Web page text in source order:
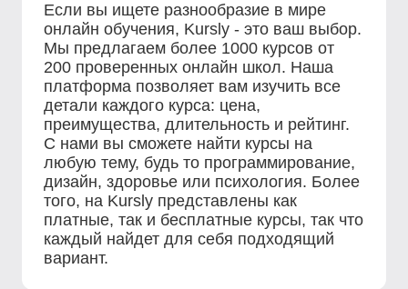
Если вы ищете разнообразие в мире
онлайн обучения, Kursly - это ваш выбор.
Мы предлагаем более 1000 курсов от
200 проверенных онлайн школ. Наша
платформа позволяет вам изучить все
детали каждого курса: цена,
преимущества, длительность и рейтинг.
С нами вы сможете найти курсы на
любую тему, будь то программирование,
дизайн, здоровье или психология. Более
того, на Kursly представлены как
платные, так и бесплатные курсы, так что
каждый найдет для себя подходящий
вариант.